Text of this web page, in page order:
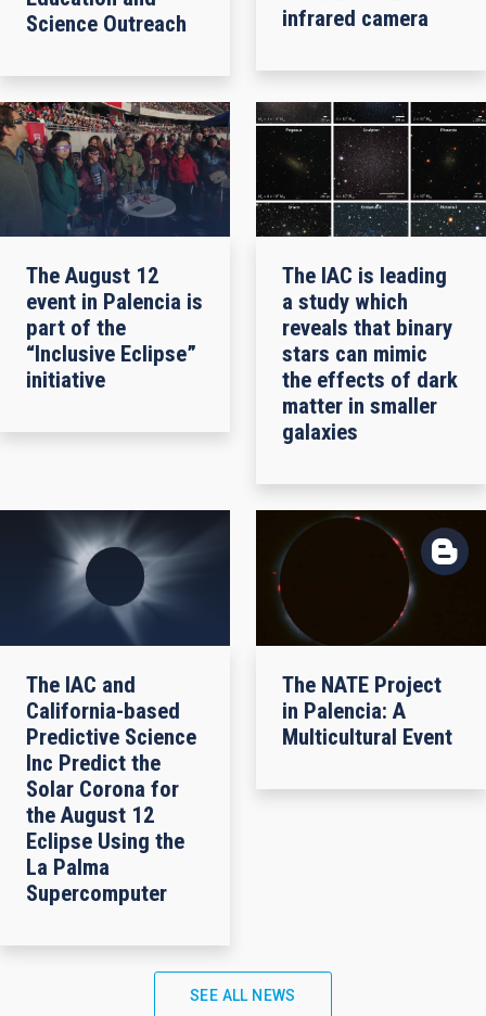
Science Outreach
infrared camera
The August 12
event in Palencia is
part of the
“Inclusive Eclipse”
initiative
The IAC is leading
a study which
reveals that binary
stars can mimic
the effects of dark
matter in smaller
galaxies
The IAC and
California-based
Predictive Science
Inc Predict the
Solar Corona for
the August 12
Eclipse Using the
La Palma
Supercomputer
The NATE Project
in Palencia: A
Multicultural Event
SEE ALL NEWS